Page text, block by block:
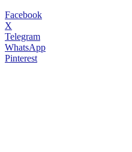
Facebook
X
Telegram
WhatsApp
Pinterest